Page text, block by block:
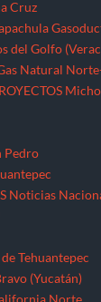
Cruz
del Golfo
Natural
Pedro
Noticias
Tehuantepec
(Yucatán)
Norte